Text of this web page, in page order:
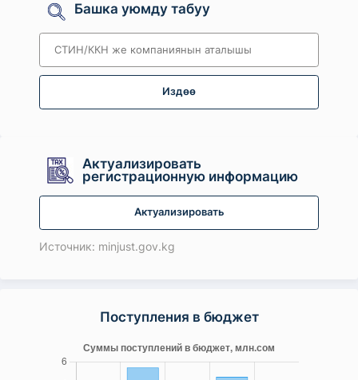
Башка уюмду табуу
Издөө
Актуализировать
регистрационную информацию
Актуализировать
Источник: minjust.gov.kg
Поступления в бюджет